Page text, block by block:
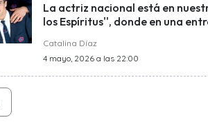
La actriz nacional está en
los Espíritus'', donde en una
Catalina Díaz
4 mayo, 2026 a las 22:00